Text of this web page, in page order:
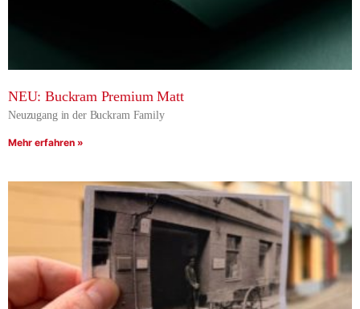
NEU: Buckram Premium Matt
Neuzugang in der Buckram Family
Mehr erfahren »